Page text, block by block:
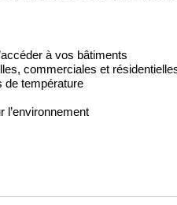
à vos bâtiments
commerciales et
de température
l’environnement